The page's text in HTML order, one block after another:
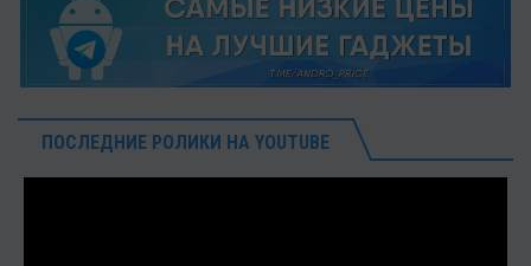
ПОСЛЕДНИЕ РОЛИКИ НА YOUTUBE